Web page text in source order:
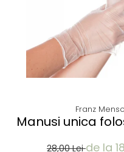
Franz
Manusi unica
28,00 Leide la